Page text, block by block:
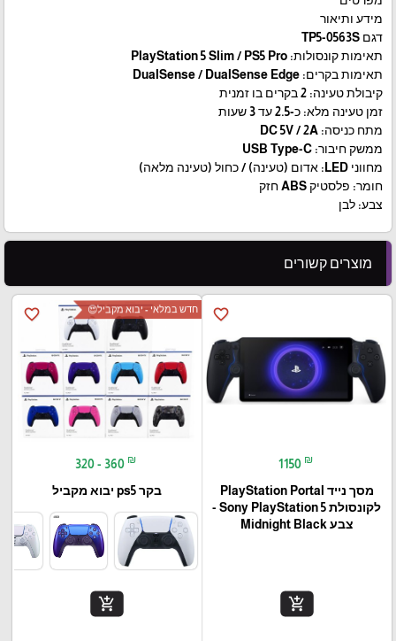
מידע ותיאור
דגם TP5-0563S
תאימות קונסולות: PlayStation 5 Slim / PS5 Pro
תאימות בקרים: DualSense / DualSense Edge
קיבולת טעינה: 2 בקרים בו זמנית
זמן טעינה מלא: כ-2.5 עד 3 שעות
מתח כניסה: DC 5V / 2A
ממשק חיבור: USB Type-C
מחווני LED: אדום (טעינה) / כחול (טעינה מלאה)
חומר: פלסטיק ABS חזק
צבע: לבן
מוצרים קשורים
favorite_border
1150 ₪
מסך נייד PlayStation Portal‎
לקונסולת Sony PlayStation 5 -
צבע Midnight Black
add_shopping_cart
favorite_border חדש במלאי - יבוא מקביל😍
320 - 360 ₪
בקר ps5 יבוא מקביל
add_shopping_cart